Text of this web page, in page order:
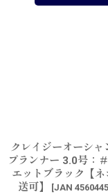
クレイジーオーシャ
プランナー 3.0号：
エットブラック【
送可】
[JAN